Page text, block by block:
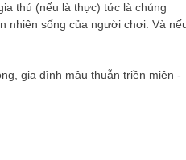
thú (nếu là thực) tức là chúng
nhiên sống của người chơi. Và